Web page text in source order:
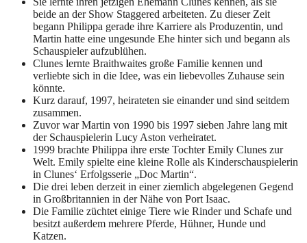
beide an der Show Staggered arbeiteten. Zu dieser Zeit
begann Philippa gerade ihre Karriere als Produzentin, und
Martin hatte eine ungesunde Ehe hinter sich und begann als
Schauspieler aufzublühen.
Clunes lernte Braithwaites große Familie kennen und
verliebte sich in die Idee, was ein liebevolles Zuhause sein
könnte.
Kurz darauf, 1997, heirateten sie einander und sind seitdem
zusammen.
Zuvor war Martin von 1990 bis 1997 sieben Jahre lang mit
der Schauspielerin Lucy Aston verheiratet.
1999 brachte Philippa ihre erste Tochter Emily Clunes zur
Welt. Emily spielte eine kleine Rolle als Kinderschauspielerin
in Clunes‘ Erfolgsserie „Doc Martin“.
Die drei leben derzeit in einer ziemlich abgelegenen Gegend
in Großbritannien in der Nähe von Port Isaac.
Die Familie züchtet einige Tiere wie Rinder und Schafe und
besitzt außerdem mehrere Pferde, Hühner, Hunde und
Katzen.